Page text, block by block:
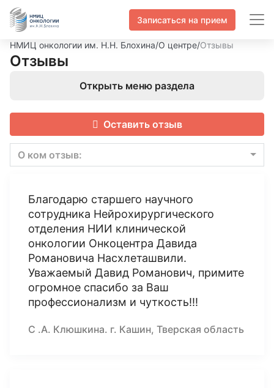
Записаться на прием
НМИЦ онкологии им. Н.Н. Блохина/О центре/Отзывы
Отзывы
Открыть меню раздела
Оставить отзыв
О ком отзыв:
Благодарю старшего научного
сотрудника Нейрохирургического
отделения НИИ клинической
онкологии Онкоцентра Давида
Романовича Насхлеташвили.
Уважаемый Давид Романович, примите
огромное спасибо за Ваш
профессионализм и чуткость!!!
С .А. Клюшкина. г. Кашин, Тверская область